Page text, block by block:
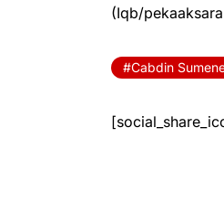
(Iqb/
Cabdin